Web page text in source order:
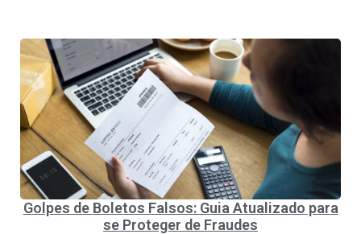
Golpes de Boletos Falsos: Guia Atualizado para
se Proteger de Fraudes